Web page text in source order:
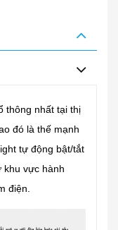
thông nhất tại thị
đó là thế mạnh
tự động bật/tắt
khu vực hành
điện.